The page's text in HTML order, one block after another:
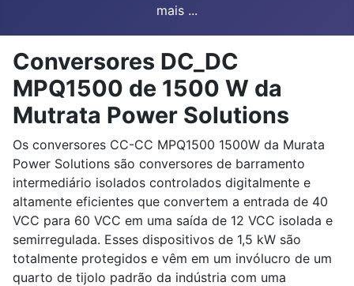
mais ...
Conversores DC_DC
MPQ1500 de 1500 W da
Mutrata Power Solutions
Os conversores CC-CC MPQ1500 1500W da Murata
Power Solutions são conversores de barramento
intermediário isolados controlados digitalmente e
altamente eficientes que convertem a entrada de 40
VCC para 60 VCC em uma saída de 12 VCC isolada e
semirregulada. Esses dispositivos de 1,5 kW são
totalmente protegidos e vêm em um invólucro de um
quarto de tijolo padrão da indústria com uma